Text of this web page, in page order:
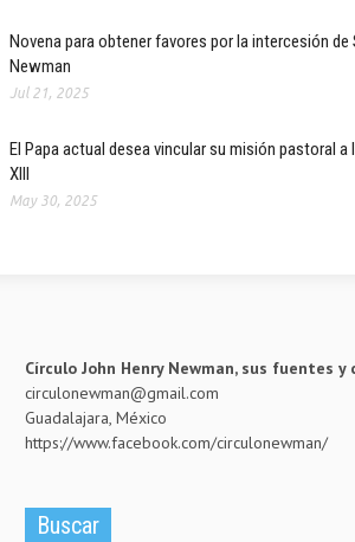
Novena para obtener favores por la intercesión de
Newman
Jul 21, 2025
El Papa actual desea vincular su misión pastoral a
XIII
May 30, 2025
Círculo John Henry Newman, sus fuentes y
circulonewman@gmail.com
Guadalajara, México
https://www.facebook.com/circulonewman/
Buscar